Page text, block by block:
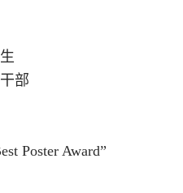
部
Poster Award”